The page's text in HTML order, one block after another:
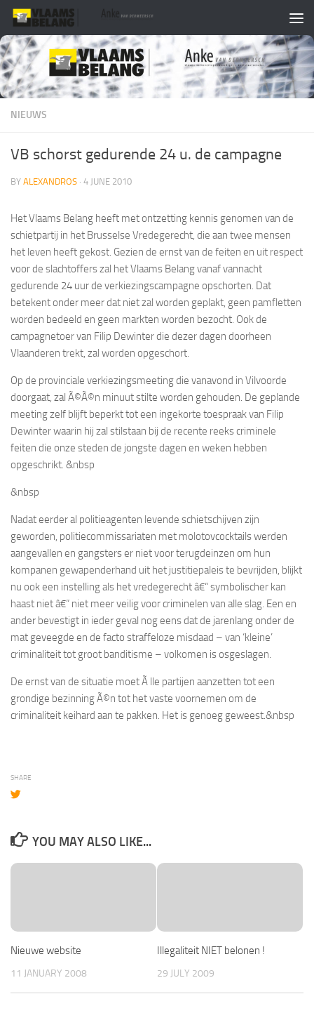
Skip to content
NIEUWS
VB schorst gedurende 24 u. de campagne
BY ALEXANDROS · 4 JUNE 2010
Het Vlaams Belang heeft met ontzetting kennis genomen van de
schietpartij in het Brusselse Vredegerecht, die aan twee mensen
het leven heeft gekost. Gezien de ernst van de feiten en uit respect
voor de slachtoffers zal het Vlaams Belang vanaf vannacht
gedurende 24 uur de verkiezingscampagne opschorten. Dat
betekent onder meer dat niet zal worden geplakt, geen pamfletten
worden bedeeld en geen markten worden bezocht. Ook de
campagnetoer van Filip Dewinter die dezer dagen doorheen
Vlaanderen trekt, zal worden opgeschort.
Op de provinciale verkiezingsmeeting die vanavond in Vilvoorde
doorgaat, zal Ã©Ã©n minuut stilte worden gehouden. De geplande
meeting zelf blijft beperkt tot een ingekorte toespraak van Filip
Dewinter waarin hij zal stilstaan bij de recente reeks criminele
feiten die onze steden de jongste dagen en weken hebben
opgeschrikt. &nbsp
&nbsp
Nadat eerder al politieagenten levende schietschijven zijn
geworden, politiecommissariaten met molotovcocktails werden
aangevallen en gangsters er niet voor terugdeinzen om hun
kompanen gewapenderhand uit het justitiepaleis te bevrijden, blijkt
nu ook een instelling als het vredegerecht â€“ symbolischer kan
haast niet â€“ niet meer veilig voor criminelen van alle slag. Een en
ander bevestigt in ieder geval nog eens dat de jarenlang onder de
mat geveegde en de facto straffeloze misdaad – van ‘kleine’
criminaliteit tot groot banditisme – volkomen is osgeslagen.
De ernst van de situatie moet Ã lle partijen aanzetten tot een
grondige bezinning Ã©n tot het vaste voornemen om de
criminaliteit keihard aan te pakken. Het is genoeg geweest.&nbsp
SHARE
YOU MAY ALSO LIKE...
Nieuwe website
11 JANUARY 2008
Illegaliteit NIET belonen !
29 JULY 2009